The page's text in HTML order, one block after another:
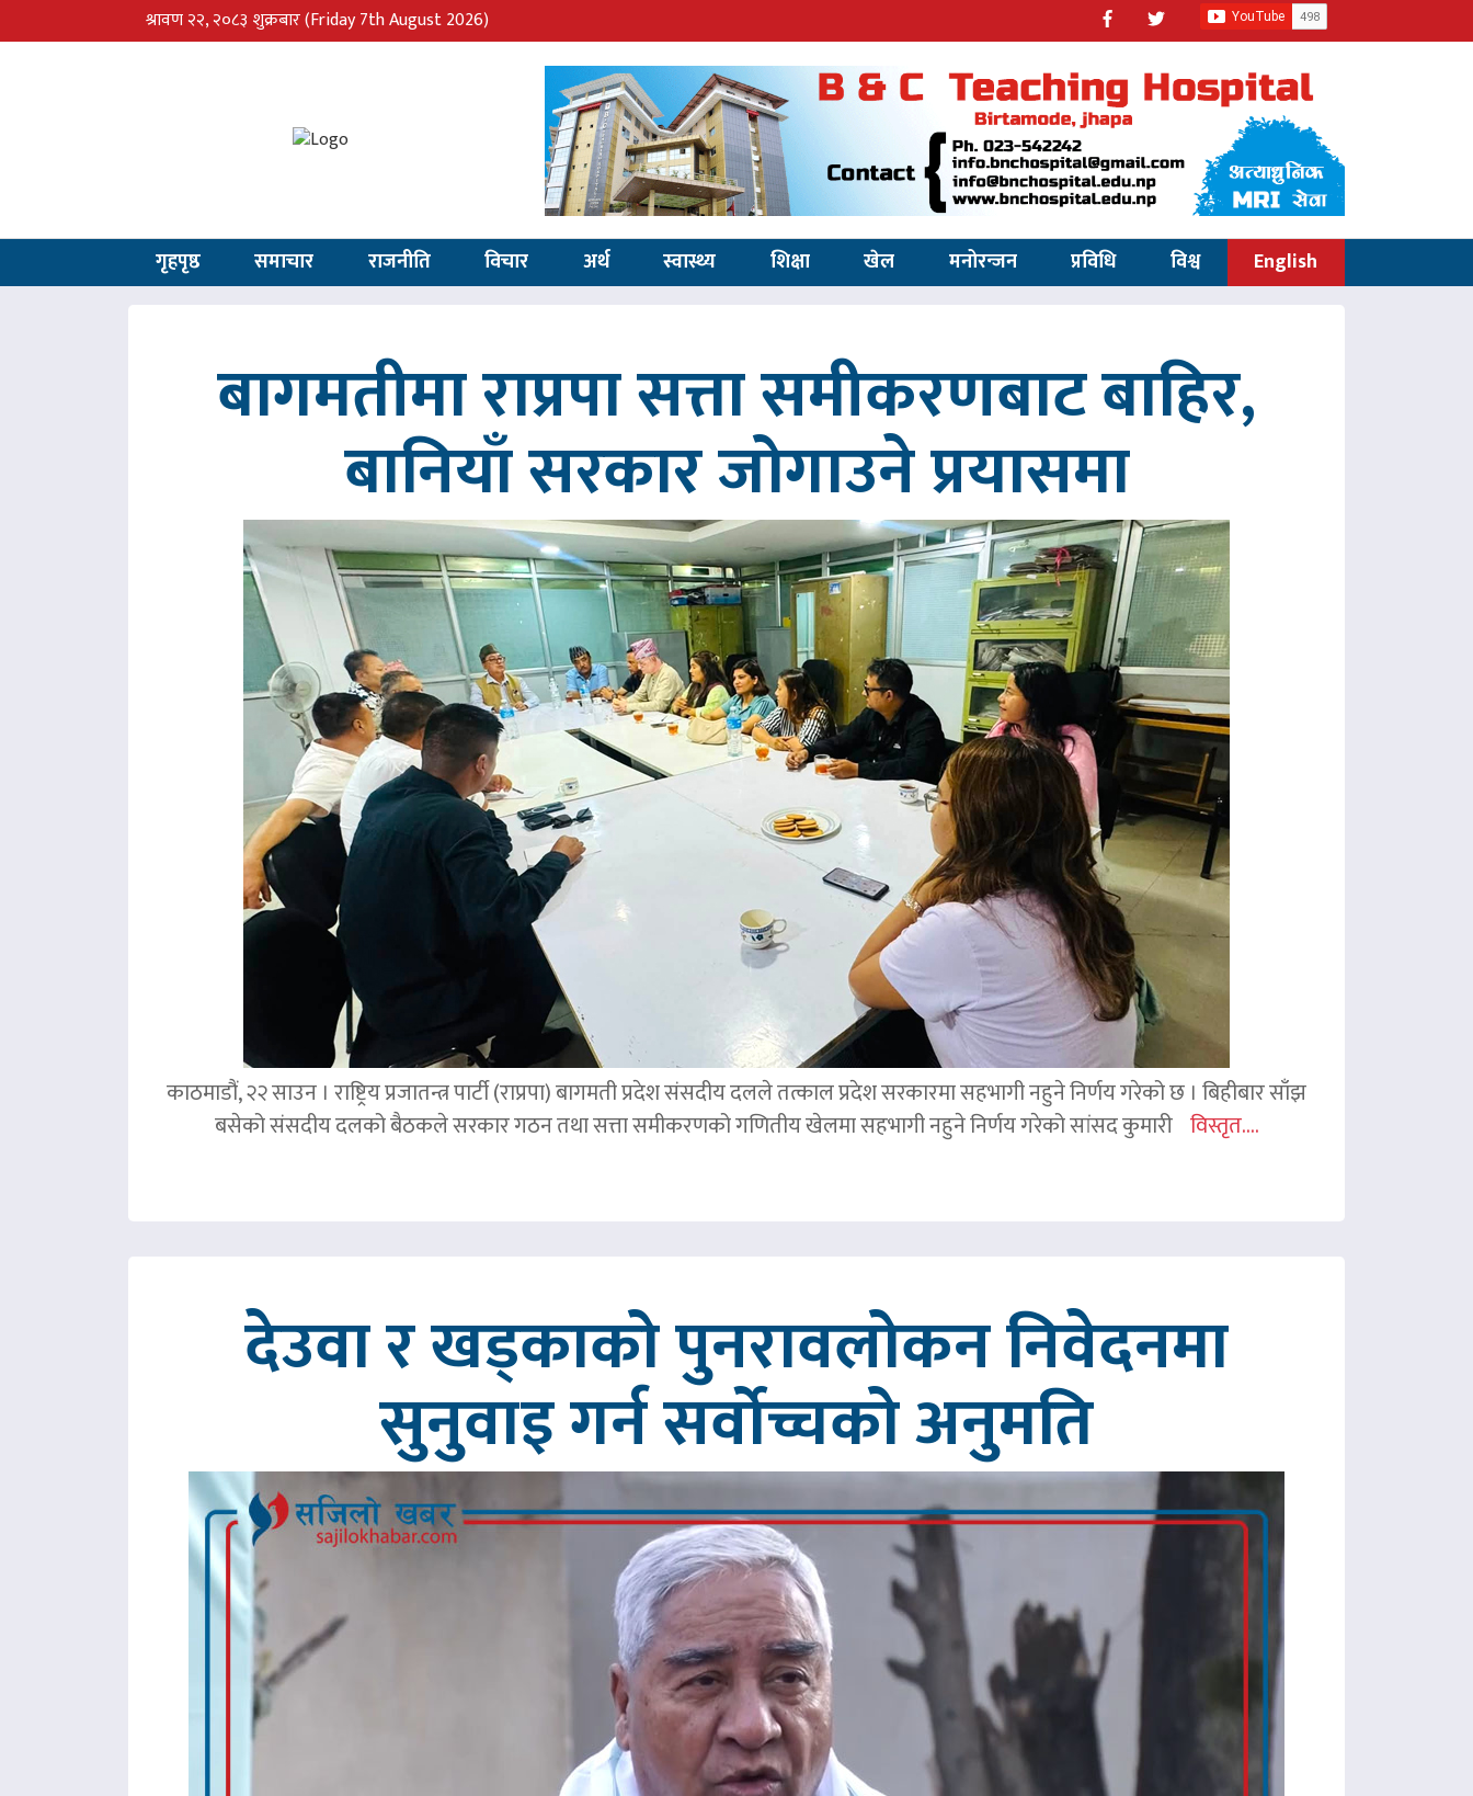
श्रावण २२, २०८३ शुक्रबार(Friday 7th August 2026)
गृहपृष्ठ समाचार राजनीति विचार अर्थ स्वास्थ्य शिक्षा खेल मनोरन्जन प्रविधि विश्व English
बागमतीमा राप्रपा सत्ता समीकरणबाट बाहिर,
बानियाँ सरकार जोगाउने प्रयासमा
काठमाडौं, २२ साउन । राष्ट्रिय प्रजातन्त्र पार्टी (राप्रपा) बागमती प्रदेश संसदीय दलले तत्काल प्रदेश सरकारमा सहभागी नहुने निर्णय गरेको छ । बिहीबार साँझ
बसेको संसदीय दलको बैठकले सरकार गठन तथा सत्ता समीकरणको गणितीय खेलमा सहभागी नहुने निर्णय गरेको सांसद कुमारी विस्तृत....
देउवा र खड्काको पुनरावलोकन निवेदनमा
सुनुवाइ गर्न सर्वोच्चको अनुमति